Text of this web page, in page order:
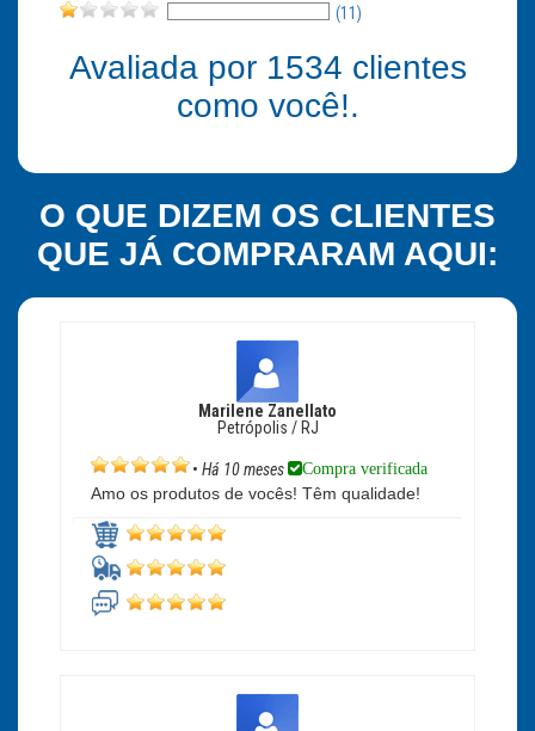
(11)
Avaliada por 1534 clientes
como você!.
O QUE DIZEM OS CLIENTES
QUE JÁ COMPRARAM AQUI:
Marilene Zanellato
Petrópolis / RJ
• Há 10 meses Compra verificada
Amo os produtos de vocês! Têm qualidade!